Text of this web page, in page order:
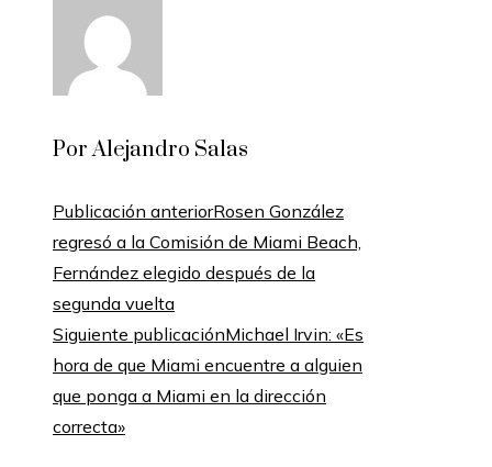
Por Alejandro Salas
Publicación anteriorRosen González
regresó a la Comisión de Miami Beach,
Fernández elegido después de la
segunda vuelta
Siguiente publicaciónMichael Irvin: «Es
hora de que Miami encuentre a alguien
que ponga a Miami en la dirección
correcta»